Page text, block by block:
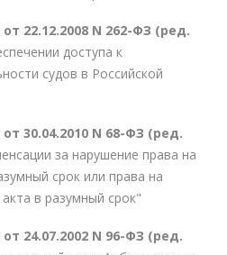
22.12.2008 N 262-ФЗ (ред.
доступа к
судов в Российской
30.04.2010 N 68-ФЗ (ред.
за нарушение права на
срок или права на
в разумный срок"
24.07.2002 N 96-ФЗ (ред.